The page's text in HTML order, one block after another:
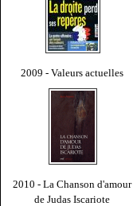
2009 - Valeurs actuelles
2010 - La Chanson d'amour
de Judas Iscariote